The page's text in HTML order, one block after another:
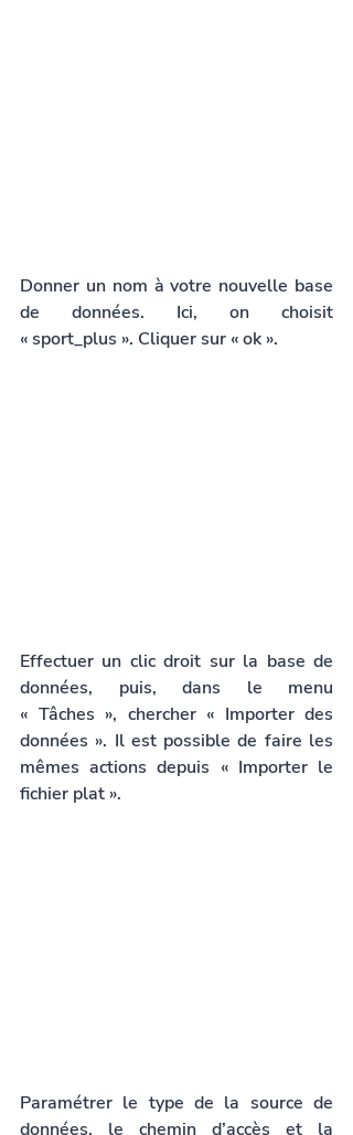
Donner un nom à votre nouvelle base
de données. Ici, on choisit
« sport_plus ». Cliquer sur « ok ».
Effectuer un clic droit sur la base de
données, puis, dans le menu
« Tâches », chercher « Importer des
données ». Il est possible de faire les
mêmes actions depuis « Importer le
fichier plat ».
Paramétrer le type de la source de
données, le chemin d’accès et la